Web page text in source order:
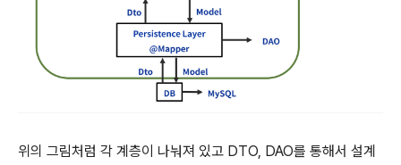
위의 그림처럼 각 계층이 나눠져 있고 DTO, DAO를 통해서 설계